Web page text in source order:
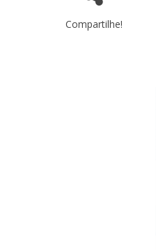
Compartilhe!